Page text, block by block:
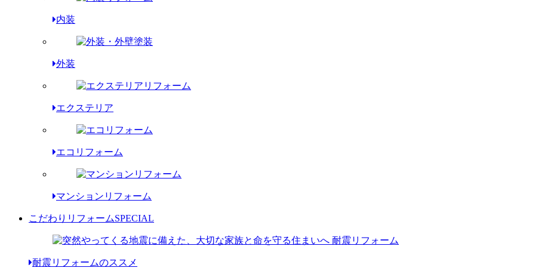
内装
外装
エクステリア
エコリフォーム
マンションリフォーム
こだわりリフォームSPECIAL
耐震リフォームのススメ